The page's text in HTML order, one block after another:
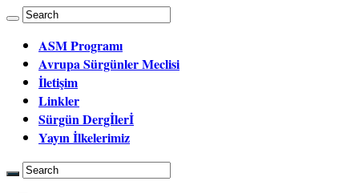
ASM Programı
Avrupa Sürgünler Meclisi
İletişim
Linkler
Sürgün Dergİlerİ
Yayın İlkelerimiz